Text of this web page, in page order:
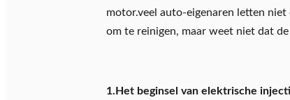
motor.veel auto-eigenaren letten
om te reinigen, maar weet niet dat
1.Het beginsel van elektrische